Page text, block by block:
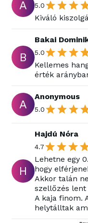
A 5.0
Kiváló
B
Bakai
5.0
Kellemes
érték
A
Anonymous
5.0
H
Hajdú Nóra
4.7
Lehetne egy
hogy
Akkor talán
szellőzés lent
A kaja finom.
helytálltak